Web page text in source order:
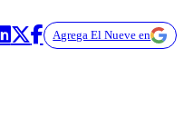
Agrega El Nueve en